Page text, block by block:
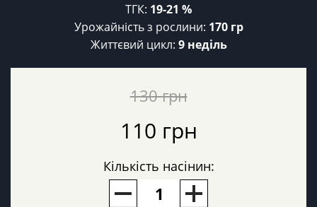
ТГК: 19-21 %
Урожайність з рослини: 170 гр
Життєвий цикл: 9 неділь
130 грн
110 грн
Кількість насінин: